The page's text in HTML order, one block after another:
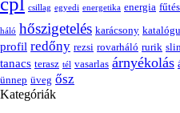
csillag egyedi energetika energia fűtés
háló hőszigetelés karácsony
profil redőny rezsi rovarháló rurik
tanacs terasz tél vasarlas árnyékolás
ünnep üveg ősz
Kategóriák